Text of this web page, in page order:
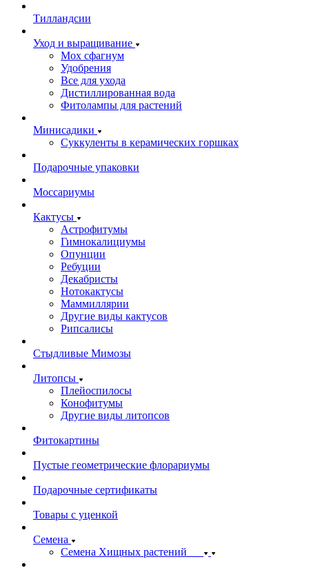
Тилландсии
Уход и выращивание
Мох сфагнум
Удобрения
Все для ухода
Дистиллированная вода
Фитолампы для растений
Минисадики
Суккуленты в керамических горшках
Подарочные упаковки
Моссариумы
Кактусы
Астрофитумы
Гимнокалициумы
Опунции
Ребуции
Декабристы
Нотокактусы
Маммиллярии
Другие виды кактусов
Рипсалисы
Стыдливые Мимозы
Литопсы
Плейоспилосы
Конофитумы
Другие виды литопсов
Фитокартины
Пустые геометрические флорариумы
Подарочные сертификаты
Товары с уценкой
Семена
Семена Хищных растений